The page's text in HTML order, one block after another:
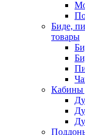
Биде,
товары
Кабины